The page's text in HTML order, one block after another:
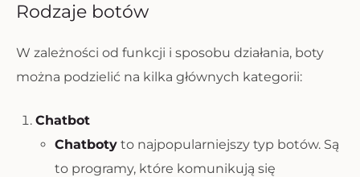
Rodzaje botów
W zależności od funkcji i sposobu działania, boty
można podzielić na kilka głównych kategorii:
Chatbot
Chatboty to najpopularniejszy typ botów. Są
to programy, które komunikują się